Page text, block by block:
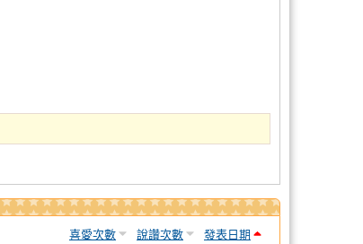
喜愛次數 說讚次數 發表日期